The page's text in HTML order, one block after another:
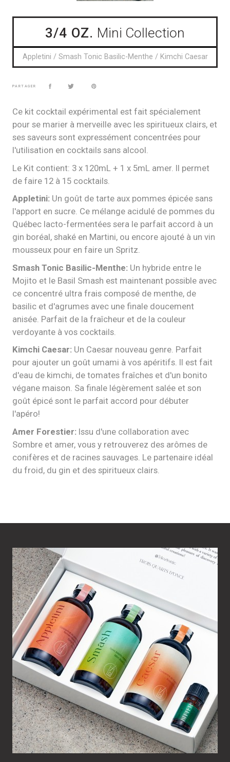
3/4 OZ. Mini Collection
Appletini / Smash Tonic Basilic-Menthe / Kimchi Caesar
PARTAGER
Ce kit cocktail expérimental est fait spécialement
pour se marier à merveille avec les spiritueux clairs, et
ses saveurs sont expressément concentrées pour
l'utilisation en cocktails sans alcool.
Le Kit contient: 3 x 120mL + 1 x 5mL amer. Il permet
de faire 12 à 15 cocktails.
Appletini: Un goût de tarte aux pommes épicée sans
l'apport en sucre. Ce mélange acidulé de pommes du
Québec lacto-fermentées sera le parfait accord à un
gin boréal, shaké en Martini, ou encore ajouté à un vin
mousseux pour en faire un Spritz.
Smash Tonic Basilic-Menthe: Un hybride entre le
Mojito et le Basil Smash est maintenant possible avec
ce concentré ultra frais composé de menthe, de
basilic et d'agrumes avec une finale doucement
anisée. Parfait de la fraîcheur et de la couleur
verdoyante à vos cocktails.
Kimchi Caesar: Un Caesar nouveau genre. Parfait
pour ajouter un goût umami à vos apéritifs. Il est fait
d'eau de kimchi, de tomates fraîches et d'un bonito
végane maison. Sa finale légèrement salée et son
goût épicé sont le parfait accord pour débuter
l'apéro!
Amer Forestier: Issu d'une collaboration avec
Sombre et amer, vous y retrouverez des arômes de
conifères et de racines sauvages. Le partenaire idéal
du froid, du gin et des spiritueux clairs.